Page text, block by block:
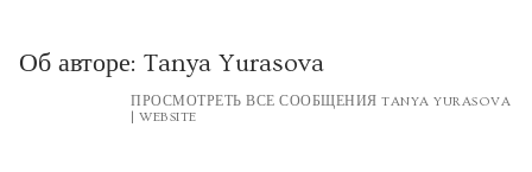
Об авторе: Tanya Yurasova
ПРОСМОТРЕТЬ ВСЕ СООБЩЕНИЯ TANYA YURASOVA
|WEBSITE